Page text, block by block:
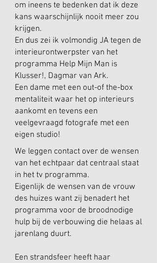
om ineens te bedenken dat ik deze
kans waarschijnlijk nooit meer zou
krijgen.
En dus zei ik volmondig JA tegen de
interieurontwerpster van het
programma Help Mijn Man is
Klusser!, Dagmar van Ark.
Een dame met een out-of the-box
mentaliteit waar het op interieurs
aankomt en tevens een
veelgevraagd fotografe met een
eigen studio!
We leggen contact over de wensen
van het echtpaar dat centraal staat
in het tv programma.
Eigenlijk de wensen van de vrouw
des huizes want zij benadert het
programma voor de broodnodige
hulp bij de verbouwing die helaas al
jarenlang duurt.
Een strandsfeer heeft haar